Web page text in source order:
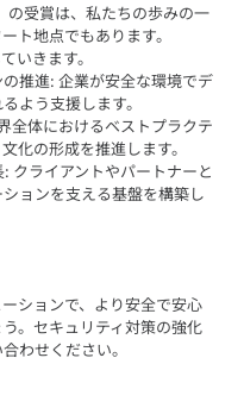
の受賞は、私たちの歩みの一
ト地点でもあります。
いきます。
推進: 企業が安全な環境でデ
よう支援します。
全体におけるベストプラクテ
化の形成を推進します。
クライアントやパートナーと
ョンを支える基盤を構築し
ションで、より安全で安心
。セキュリティ対策の強化
わせください。